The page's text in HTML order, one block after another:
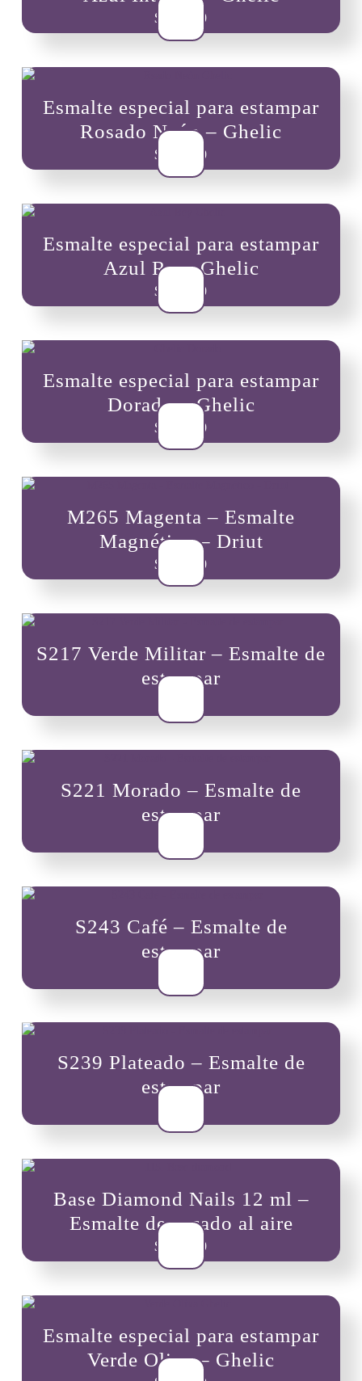
$ 10,900
Esmalte especial para estampar
Rosado Neón – Ghelic
$ 10,900
Esmalte especial para estampar
Azul Rey- Ghelic
$ 10,900
Esmalte especial para estampar
Dorado – Ghelic
$ 10,900
M265 Magenta – Esmalte
Magnético – Driut
$ 13,500
S217 Verde Militar – Esmalte de
estampar
S221 Morado – Esmalte de
estampar
S243 Café – Esmalte de
estampar
S239 Plateado – Esmalte de
estampar
Base Diamond Nails 12 ml –
Esmalte de secado al aire
$ 10,000
Esmalte especial para estampar
Verde Oliva – Ghelic